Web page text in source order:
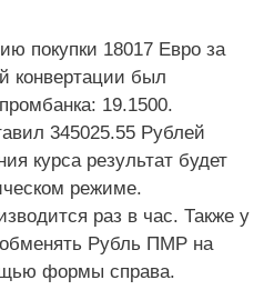
покупки 18017 Евро за
конвертации был
19.1500.
345025.55 Рублей
курса результат будет
режиме.
раз в час. Также у
Рубль ПМР на
формы справа.